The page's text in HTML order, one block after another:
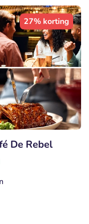
27% korting
De Rebel